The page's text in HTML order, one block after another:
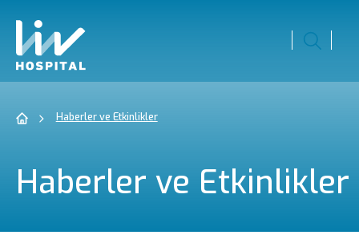
Haberler ve Etkinlikler
Haberler ve Etkinlikler